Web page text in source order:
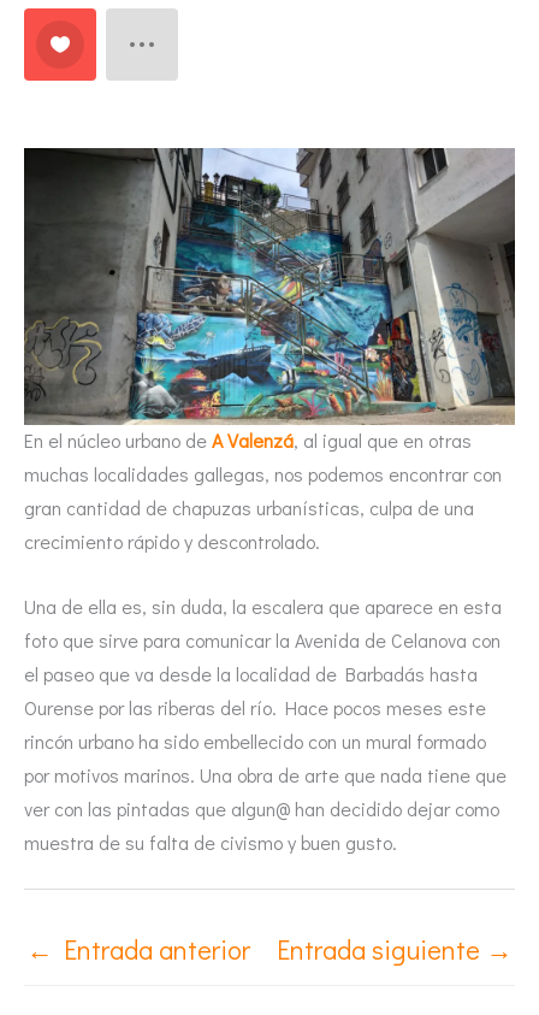
En el núcleo urbano deA Valenzá, al igual que en otras
muchas localidades gallegas, nos podemos encontrar con
gran cantidad de chapuzas urbanísticas, culpa de una
crecimiento rápido y descontrolado.
Una de ella es, sin duda, la escalera que aparece en esta
foto que sirve para comunicar la Avenida de Celanova con
el paseo que va desde la localidad de Barbadás hasta
Ourense por las riberas del río. Hace pocos meses este
rincón urbano ha sido embellecido con un mural formado
por motivos marinos. Una obra de arte que nada tiene que
ver con las pintadas que algun@ han decidido dejar como
muestra de su falta de civismo y buen gusto.
← Entrada anterior Entrada siguiente →